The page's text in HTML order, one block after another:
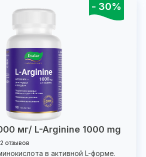
- 30%
мг/ L-Arginine 1000 mg
отзывов
в активной L-форме.